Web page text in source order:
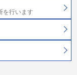
を行います